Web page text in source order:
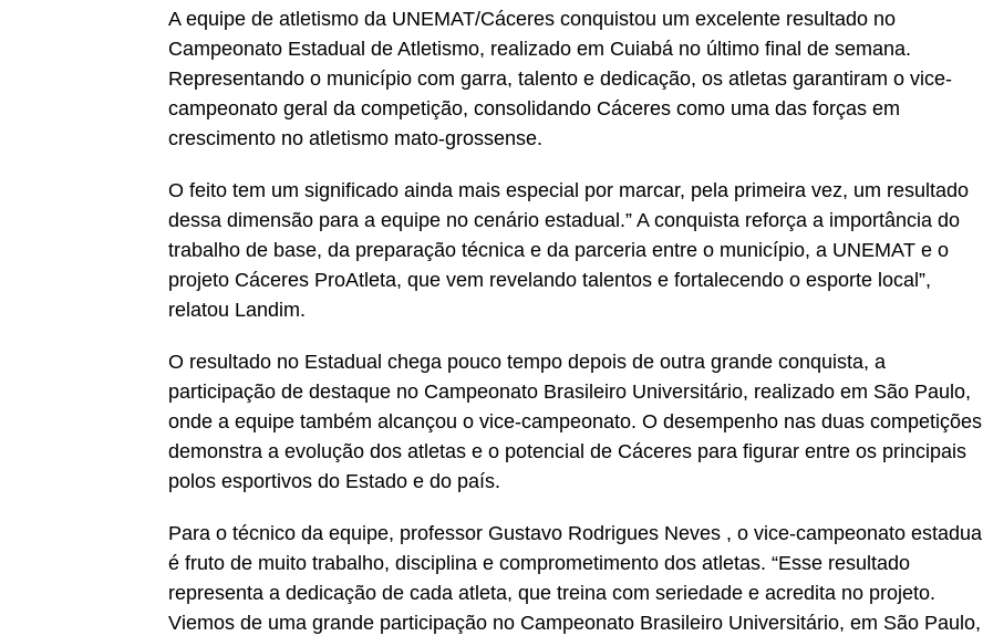
A equipe de atletismo da UNEMAT/Cáceres conquistou um excelente resultado no
Campeonato Estadual de Atletismo, realizado em Cuiabá no último final de semana.
Representando o município com garra, talento e dedicação, os atletas garantiram o vice-
campeonato geral da competição, consolidando Cáceres como uma das forças em
crescimento no atletismo mato-grossense.
O feito tem um significado ainda mais especial por marcar, pela primeira vez, um resultado
dessa dimensão para a equipe no cenário estadual.” A conquista reforça a importância do
trabalho de base, da preparação técnica e da parceria entre o município, a UNEMAT e o
projeto Cáceres ProAtleta, que vem revelando talentos e fortalecendo o esporte local”,
relatou Landim.
O resultado no Estadual chega pouco tempo depois de outra grande conquista, a
participação de destaque no Campeonato Brasileiro Universitário, realizado em São Paulo,
onde a equipe também alcançou o vice-campeonato. O desempenho nas duas competições
demonstra a evolução dos atletas e o potencial de Cáceres para figurar entre os principais
polos esportivos do Estado e do país.
Para o técnico da equipe, professor Gustavo Rodrigues Neves , o vice-campeonato estadual
é fruto de muito trabalho, disciplina e comprometimento dos atletas. “Esse resultado
representa a dedicação de cada atleta, que treina com seriedade e acredita no projeto.
Viemos de uma grande participação no Campeonato Brasileiro Universitário, em São Paulo,